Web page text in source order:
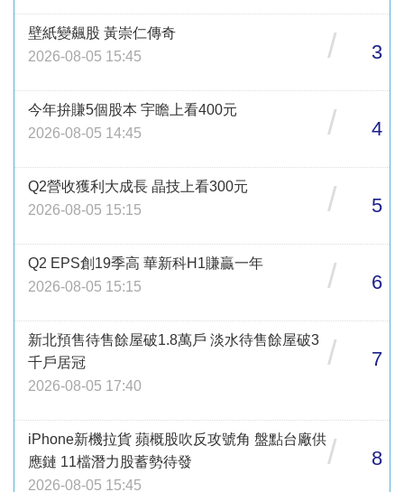
壁紙變飆股 黃崇仁傳奇
2026-08-05 15:45
/ 3
今年拚賺5個股本 宇瞻上看400元
2026-08-05 14:45
/ 4
Q2營收獲利大成長 晶技上看300元
2026-08-05 15:15
/ 5
Q2 EPS創19季高 華新科H1賺贏一年
2026-08-05 15:15
/ 6
新北預售待售餘屋破1.8萬戶 淡水待售餘屋破3
千戶居冠
2026-08-05 17:40
/ 7
iPhone新機拉貨 蘋概股吹反攻號角 盤點台廠供
應鏈 11檔潛力股蓄勢待發
2026-08-05 15:45
/ 8